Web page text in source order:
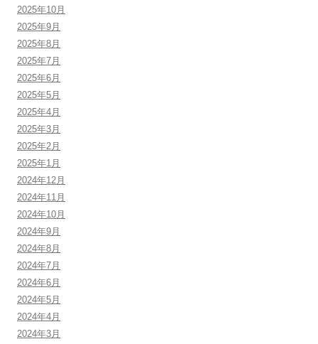
2025年10月
2025年9月
2025年8月
2025年7月
2025年6月
2025年5月
2025年4月
2025年3月
2025年2月
2025年1月
2024年12月
2024年11月
2024年10月
2024年9月
2024年8月
2024年7月
2024年6月
2024年5月
2024年4月
2024年3月